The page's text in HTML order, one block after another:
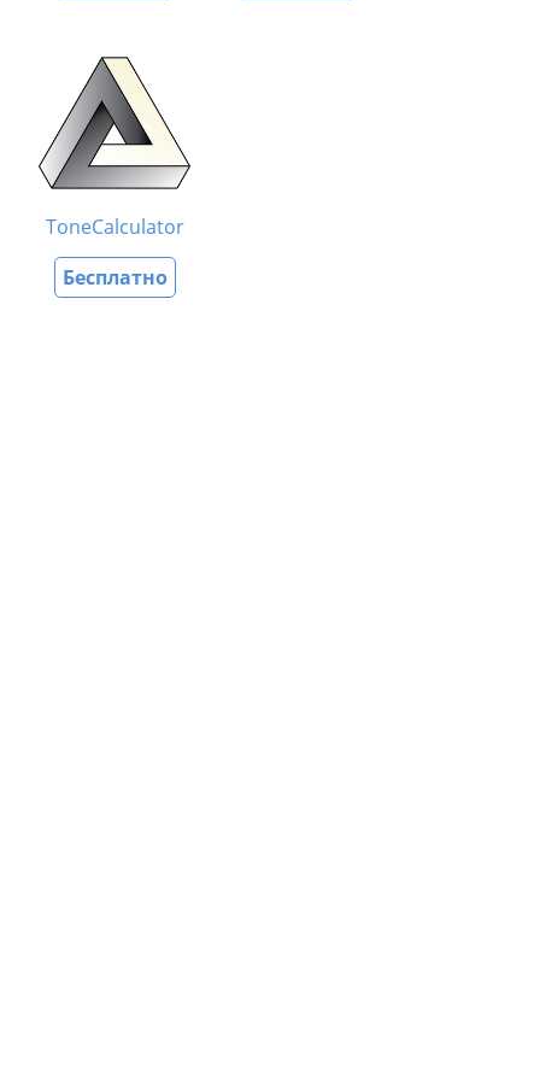
ToneCalculator
Бесплатно